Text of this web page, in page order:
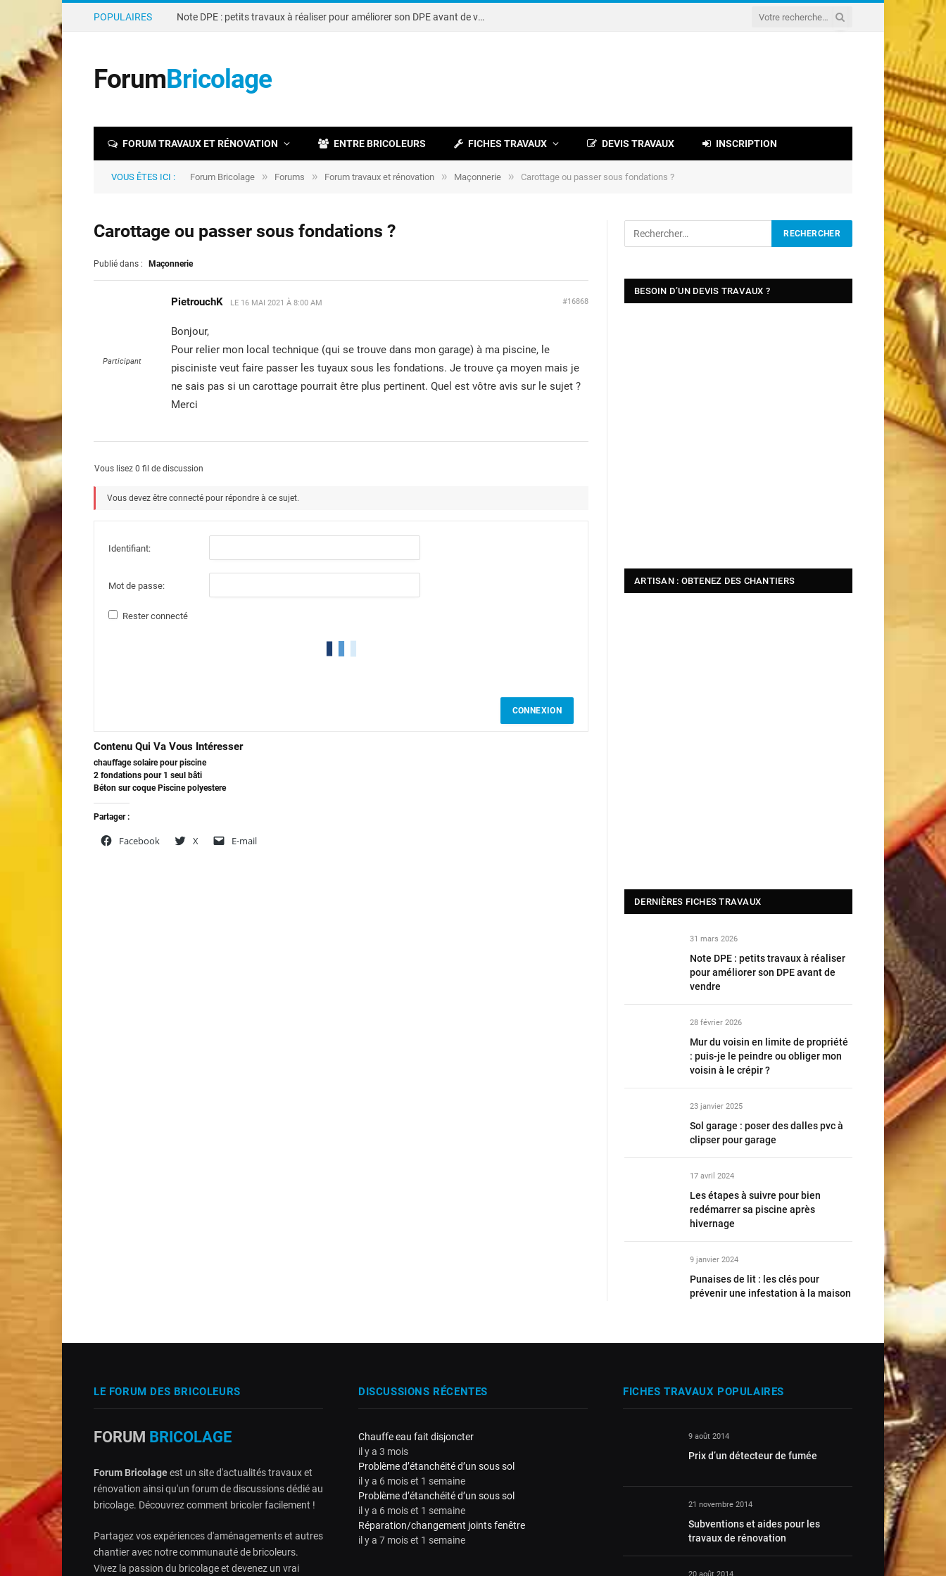
POPULAIRES Note DPE : petits travaux à réaliser pour améliorer son DPE avant de vendre
ForumBricolage
FORUM TRAVAUX ET RÉNOVATION ENTRE BRICOLEURS FICHES TRAVAUX DEVIS TRAVAUX INSCRIPTION
VOUS ÊTES ICI : Forum Bricolage » Forums » Forum travaux et rénovation » Maçonnerie » Carottage ou passer sous fondations ?
Carottage ou passer sous fondations ?
Publié dans : Maçonnerie
Participant
PietrouchK LE 16 MAI 2021 À 8:00 AM #16868
Bonjour,
Pour relier mon local technique (qui se trouve dans mon garage) à ma piscine, le
pisciniste veut faire passer les tuyaux sous les fondations. Je trouve ça moyen mais je
ne sais pas si un carottage pourrait être plus pertinent. Quel est vôtre avis sur le sujet ?
Merci
Vous lisez 0 fil de discussion
Vous devez être connecté pour répondre à ce sujet.
Identifiant:
Mot de passe:
Rester connecté
CONNEXION
Contenu Qui Va Vous Intéresser
chauffage solaire pour piscine
2 fondations pour 1 seul bâti
Béton sur coque Piscine polyestere
Partager :
Facebook X E-mail
BESOIN D’UN DEVIS TRAVAUX ?
ARTISAN : OBTENEZ DES CHANTIERS
DERNIÈRES FICHES TRAVAUX
31 mars 2026
Note DPE : petits travaux à réaliser
pour améliorer son DPE avant de
vendre
28 février 2026
Mur du voisin en limite de propriété
: puis-je le peindre ou obliger mon
voisin à le crépir ?
23 janvier 2025
Sol garage : poser des dalles pvc à
clipser pour garage
17 avril 2024
Les étapes à suivre pour bien
redémarrer sa piscine après
hivernage
9 janvier 2024
Punaises de lit : les clés pour
prévenir une infestation à la maison
LE FORUM DES BRICOLEURS
FORUM BRICOLAGE
Forum Bricolageest un site d'actualités travaux et
rénovation ainsi qu'un forum de discussions dédié au
bricolage. Découvrez comment bricoler facilement !
Partagez vos expériences d'aménagements et autres
chantier avec notre communauté de bricoleurs.
Vivez la passion du bricolage et devenez un vrai
DISCUSSIONS RÉCENTES
Chauffe eau fait disjoncter
il y a 3 mois
Problème d’étanchéité d’un sous sol
il y a 6 mois et 1 semaine
Problème d’étanchéité d’un sous sol
il y a 6 mois et 1 semaine
Réparation/changement joints fenêtre
il y a 7 mois et 1 semaine
FICHES TRAVAUX POPULAIRES
9 août 2014
Prix d’un détecteur de fumée
21 novembre 2014
Subventions et aides pour les
travaux de rénovation